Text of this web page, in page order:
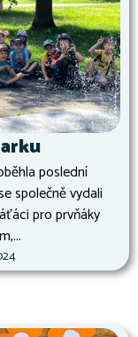
poslední
společně vydali
pro prvňáky